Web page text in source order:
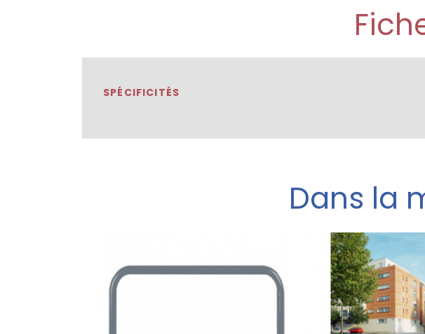
SPÉCIFICITÉS
Dans la